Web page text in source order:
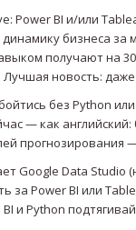
Power BI и/или
бизнеса за
получают на
новость:
без Python
— как
прогнозирования
Google Data
за Power BI или
BI и Python